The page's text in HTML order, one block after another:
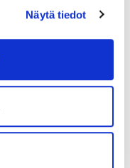
Näytä tiedot